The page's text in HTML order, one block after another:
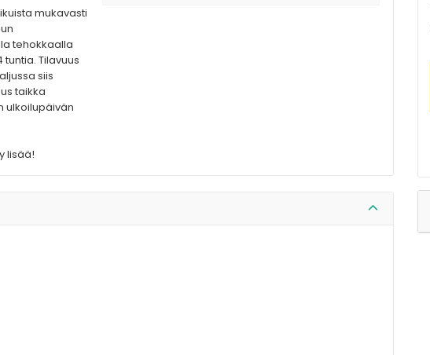
mukavasti
tehokkaalla
Tilavuus
siis
taikka
ulkoilupäivän
lisää!